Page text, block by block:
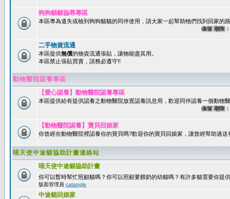
狗狗貓貓協尋專區
本區專為遺失或檢到狗狗貓貓的同伴使用，請大家一起幫助牠們找到回家的
保留期限：60
二手物資流通
本區提供無償的物資流通張貼，讓物能盡其用。
本區禁止張貼買賣，請務必遵守!!
動物醫院認養專區
【愛心認養】動物醫院認養專區
本區提供給有提供認養之動物醫院放置認養訊息用，歡迎同伴認養一個動物
保留期限：60
【動物醫院認養】寶貝回娘家
你曾經在動物醫院裡認養你的寶貝嗎?歡迎你的寶貝回娘家，讓曾經幫助過
喵天使中途貓協助計畫連絡站
喵天使中途貓協助計畫
你可以暫時幫忙照顧貓嗎？你可以照顧要餵奶的幼貓嗎？有許多貓需要你提
版面管理員 catangle
中途貓回娘家